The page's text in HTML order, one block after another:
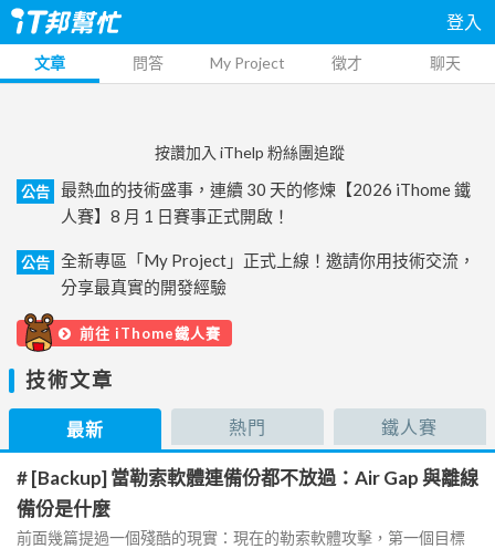
登入
文章 問答 My Project 徵才 聊天
按讚加入 iThelp 粉絲團追蹤
公告
最熱血的技術盛事，連續 30 天的修煉【2026 iThome 鐵
人賽】8 月 1 日賽事正式開啟！
公告
全新專區「My Project」正式上線！邀請你用技術交流，
分享最真實的開發經驗
前往 iThome鐵人賽
技術文章
最新 熱門 鐵人賽
# [Backup] 當勒索軟體連備份都不放過：Air Gap 與離線
備份是什麼
前面幾篇提過一個殘酷的現實：現在的勒索軟體攻擊，第一個目標